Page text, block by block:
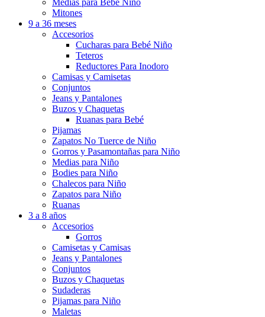
Mitones
9 a 36 meses
Accesorios
Cucharas para Bebé Niño
Teteros
Reductores Para Inodoro
Camisas y Camisetas
Conjuntos
Jeans y Pantalones
Buzos y Chaquetas
Ruanas para Bebé
Pijamas
Zapatos No Tuerce de Niño
Gorros y Pasamontañas para Niño
Medias para Niño
Bodies para Niño
Chalecos para Niño
Zapatos para Niño
Ruanas
3 a 8 años
Accesorios
Gorros
Camisetas y Camisas
Jeans y Pantalones
Conjuntos
Buzos y Chaquetas
Sudaderas
Pijamas para Niño
Maletas